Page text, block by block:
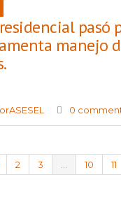
pasó
manejo
0
2 3 10 11